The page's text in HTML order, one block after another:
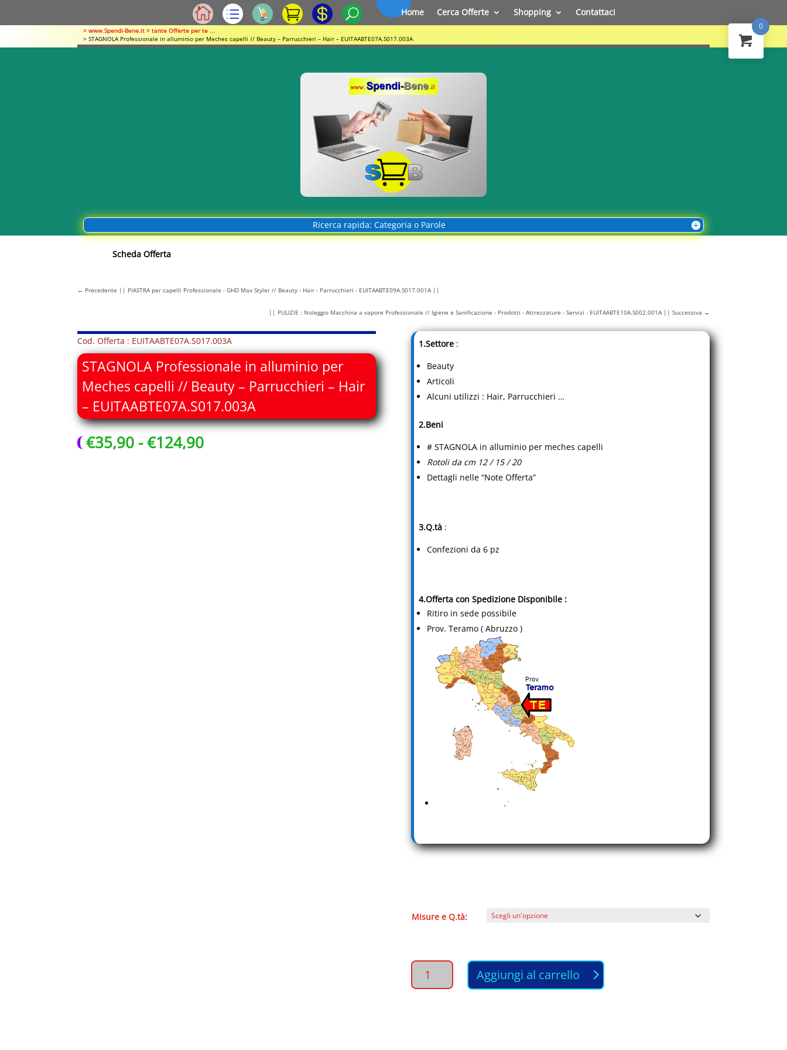
> www.Spendi-Bene.it > tante Offerte per te ...
> STAGNOLA Professionale in alluminio per Meches capelli // Beauty – Parrucchieri – Hair – EUITAABTE07A.S017.003A
Home Cerca Offerte Shopping Contattaci
Ricerca rapida: Categoria o Parole
Scheda Offerta
← Precedente || PIASTRA per capelli Professionale - GHD Max Styler // Beauty - Hair - Parrucchieri - EUITAABTE09A.S017.001A ||
|| PULIZIE : Noleggio Macchina a vapore Professionale // Igiene e Sanificazione - Prodotti - Attrezzature - Servizi - EUITAABTE10A.S002.001A || Successiva →
Cod. Offerta : EUITAABTE07A.S017.003A
STAGNOLA Professionale in alluminio per
Meches capelli // Beauty – Parrucchieri – Hair
– EUITAABTE07A.S017.003A
€35,90 -€124,90Fascia
1.Settore:
Beauty
Articoli
Alcuni utilizzi : Hair, Parrucchieri …
2.Beni
# STAGNOLA in alluminio per meches capelli
Rotoli da cm 12 / 15 / 20
Dettagli nelle “Note Offerta”
3.Q.tà:
Confezioni da 6 pz
4.Offerta con Spedizione Disponibile :
Ritiro in sede possibile
Prov. Teramo ( Abruzzo )
Misure e Q.tà:
STAGNOLA
Professionale
Aggiungi al carrello
0